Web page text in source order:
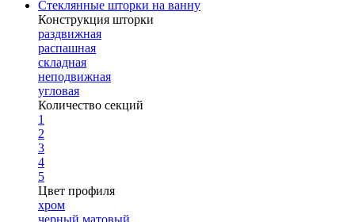
Стеклянные шторки на ванну
Конструкция шторки
раздвижная
распашная
складная
неподвижная
угловая
Количество секций
1
2
3
4
5
Цвет профиля
хром
черный матовый